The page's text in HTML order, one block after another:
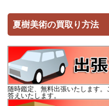
夏樹美術の買取り方法
随時鑑定、無料出張いたします
答えいたします。